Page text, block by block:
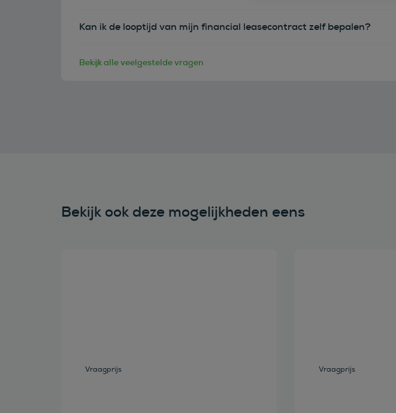
Kan ik de looptijd van mijn financial leasecontract zelf bepalen?
Bekijk alle veelgestelde vragen
Bekijk ook deze mogelijkheden eens
Vraagprijs Vraagprijs